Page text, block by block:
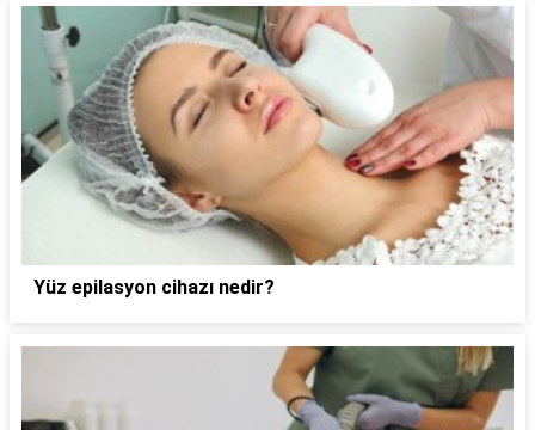
Yüz epilasyon cihazı nedir?